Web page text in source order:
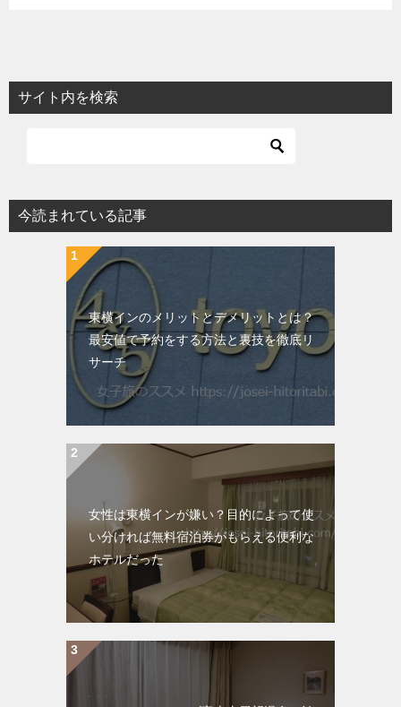
サイト内を検索
今読まれている記事
東横インのメリットとデメリットとは？
最安値で予約をする方法と裏技を徹底リ
サーチ
女性は東横インが嫌い？目的によって使
い分ければ無料宿泊券がもらえる便利な
ホテルだった